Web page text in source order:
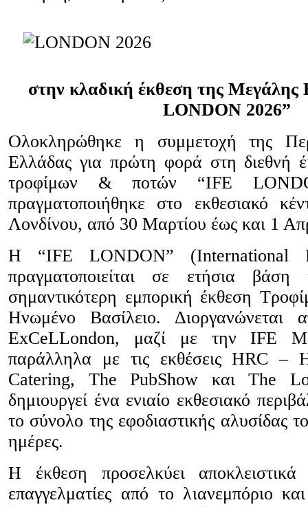
στην κλαδική έκθεση της Μεγάλης
LONDON 2026”
Ολοκληρώθηκε η συμμετοχή της
Ελλάδας για πρώτη φορά στη διεθνή
τροφίμων & ποτών “IFE
πραγματοποιήθηκε στο εκθεσιακό
Λονδίνου, από 30 Μαρτίου έως και 1
Η “IFE LONDON” (International
πραγματοποιείται σε ετήσια
σημαντικότερη εμπορική έκθεση
Ηνωμένο Βασίλειο.
ExCeLLondon, μαζί με την IFE
παράλληλα με τις εκθέσεις HRC –
Catering, The PubShow και The
δημιουργεί ένα ενιαίο εκθεσιακό
το σύνολο της εφοδιαστικής αλυσίδας
ημέρες.
Η έκθεση προσελκύει
επαγγελματίες από το λιανεμπόριο